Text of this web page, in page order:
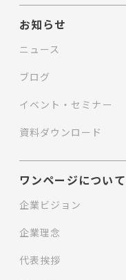
お知らせ
ニュース
ブログ
イベント・セミナー
資料ダウンロード
ワンページについて
企業ビジョン
企業理念
代表挨拶